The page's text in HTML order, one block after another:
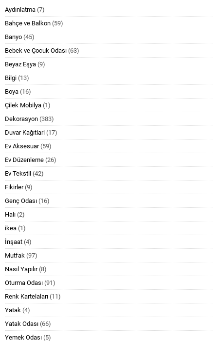
Aydınlatma (7)
Bahçe ve Balkon (59)
Banyo (45)
Bebek ve Çocuk Odası (63)
Beyaz Eşya (9)
Bilgi (13)
Boya (16)
Çilek Mobilya (1)
Dekorasyon (383)
Duvar Kağıtlari (17)
Ev Aksesuar(59)
Ev Düzenleme (26)
Ev Tekstil (42)
Fikirler(9)
Genç Odası (16)
Halı (2)
ikea (1)
İnşaat (4)
Mutfak (97)
Nasıl Yapılır(8)
Oturma Odası (91)
Renk Kartelaları (11)
Yatak (4)
Yatak Odası (66)
Yemek Odası (5)